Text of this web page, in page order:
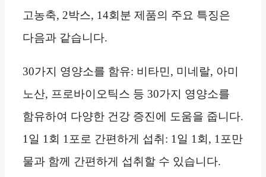
고농축, 2박스, 14회분 제품의 주요 특징은
다음과 같습니다.
30가지 영양소를 함유: 비타민, 미네랄, 아미
노산, 프로바이오틱스 등 30가지 영양소를
함유하여 다양한 건강 증진에 도움을 줍니다.
1일 1회 1포로 간편하게 섭취: 1일 1회, 1포만
물과 함께 간편하게 섭취할 수 있습니다.